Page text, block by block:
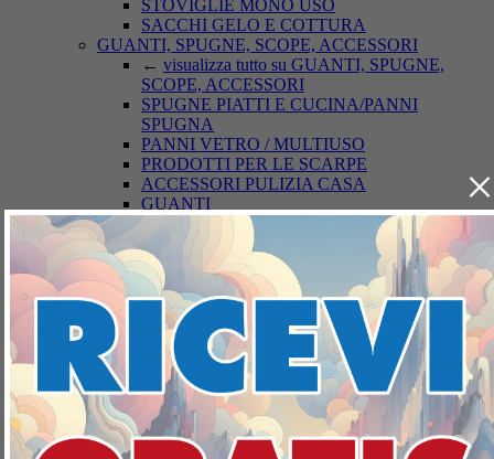
STOVIGLIE MONO USO
SACCHI GELO E COTTURA
GUANTI, SPUGNE, SCOPE, ACCESSORI
← visualizza tutto su GUANTI, SPUGNE,
SCOPE, ACCESSORI
SPUGNE PIATTI E CUCINA/PANNI
SPUGNA
PANNI VETRO / MULTIUSO
PRODOTTI PER LE SCARPE
ACCESSORI PULIZIA CASA
GUANTI
SCOPE / PANNI E ACCESSORI PAVIMENTI
DEODORANTI/ANTIODORE AMBIENTI
←
visualizza tutto su
DEODORANTI/ANTIODORE AMBIENTI
ASSORBIUMIDITA'
DEODORANTI AZIONE CONTINUA
DEODORANTE AZIONE ISTANTANEA
INSETTICIDI
visualizza tutto su INSETTICIDI
INSETTOREPELLENTI/DOPO PUNTURA
ACARICIDI
INSETTICIDI VOLANTI
×